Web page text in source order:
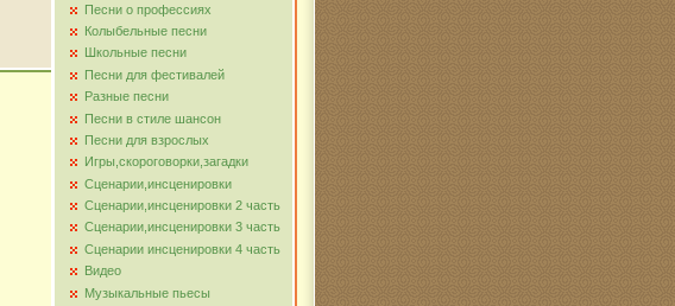
Песни о профессиях
Колыбельные песни
Школьные песни
Песни для фестивалей
Разные песни
Песни в стиле шансон
Песни для взрослых
Игры,скороговорки,загадки
Сценарии,инсценировки
Сценарии,инсценировки 2 часть
Сценарии,инсценировки 3 часть
Сценарии инсценировки 4 часть
Видео
Музыкальные пьесы